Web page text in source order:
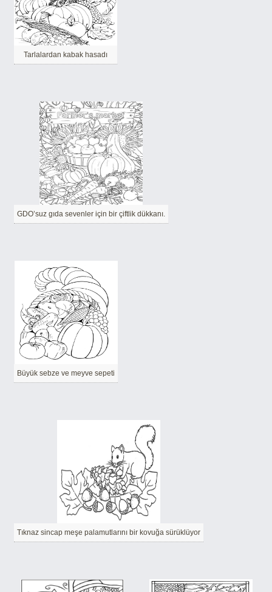
Tarlalardan kabak hasadı
GDO’suz gıda sevenler için bir çiftlik dükkanı.
Büyük sebze ve meyve sepeti
Tıknaz sincap meşe palamutlarını bir kovuğa sürüklüyor